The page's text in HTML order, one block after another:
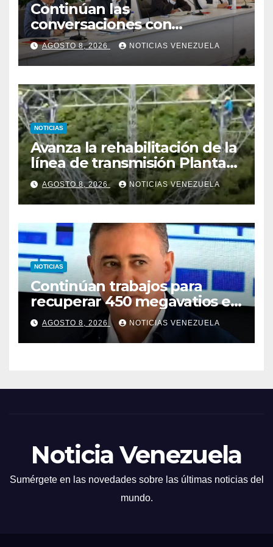
Continúan las
conversaciones con
delegación de la Asamblea
Nacional de 2015
AGOSTO 8, 2026 NOTICIAS VENEZUELA
NOTICIAS
Avanza la rehabilitación de la
línea de transmisión Planta
Centro – Yaracuy
AGOSTO 8, 2026 NOTICIAS VENEZUELA
NOTICIAS
Continúan trabajos para
recuperar 450 megavatios en
Termocarabobo tras sismos
AGOSTO 8, 2026 NOTICIAS VENEZUELA
Noticia Venezuela
Sumérgete en las novedades sobre las últimas noticias del
mundo.